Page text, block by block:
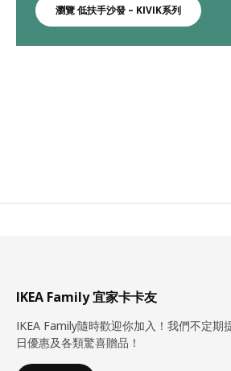
瀏覽 低扶手沙發 – KIVIK系列
IKEA Family 宜家卡卡友
IKEA Family隨時歡迎你加入！我們不定期
日優惠及各類驚喜贈品！